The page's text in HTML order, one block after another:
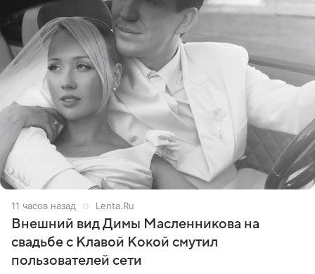
11 часов назад Lenta.Ru
Внешний вид Димы Масленникова на
свадьбе с Клавой Кокой смутил
пользователей сети